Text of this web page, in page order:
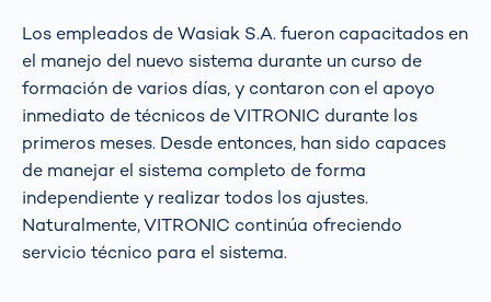
Los empleados de Wasiak S.A. fueron capacitados en
el manejo del nuevo sistema durante un curso de
formación de varios días, y contaron con el apoyo
inmediato de técnicos de VITRONIC durante los
primeros meses. Desde entonces, han sido capaces
de manejar el sistema completo de forma
independiente y realizar todos los ajustes.
Naturalmente, VITRONIC continúa ofreciendo
servicio técnico para el sistema.